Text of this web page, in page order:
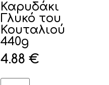
Καρυδάκι
Γλυκό του
Κουταλιού
440g
4.88€